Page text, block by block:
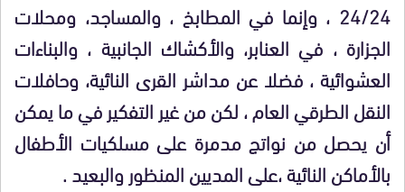
24/24 ، وإنما في المطابخ ، والمساجد، ومحلات
الجزارة ، في العنابر، والأكشاك الجانبية ، والبناءات
العشوائية ، فضلا عن مداشر القرى النائية، وحافلات
النقل الطرقي العام ، لكن من غير التفكير في ما يمكن
أن يحصل من نواتج مدمرة على مسلكيات الأطفال
بالأماكن النائية ،على المديين المنظور والبعيد .